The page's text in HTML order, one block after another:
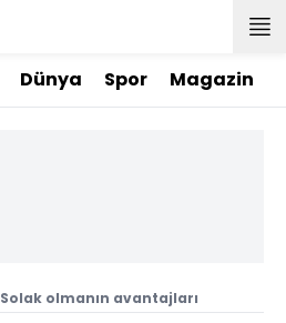
Dünya Spor Magazin
Solak olmanın avantajları